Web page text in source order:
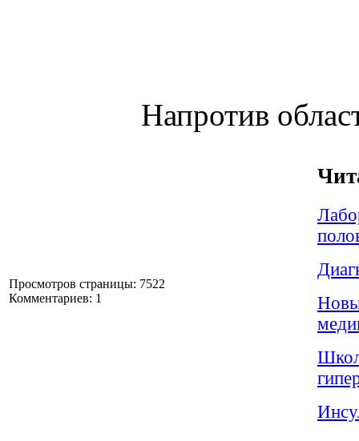
Напротив
Просмотров страницы: 7522
Комментариев: 1